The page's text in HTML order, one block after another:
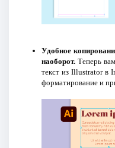
Удобное
наоборот.Теперь вам
текст из Illustrator в
форматирование и